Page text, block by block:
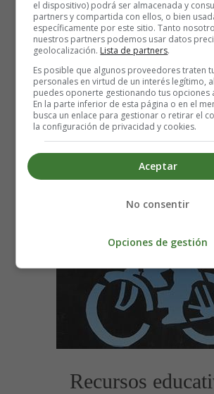
Leer más: El Castillo que Cambió
Cuentos para Niños
Una bicicleta azul
Cuentos para Niños
Recursos
el dispositivo) podrá ser almacenada y
partners y compartida con ellos, o bien
específicamente por este sitio. Tanto
nuestros partners podemos usar datos
geolocalización. Lista de partners.
Es posible que algunos proveedores traten
personales en virtud de un interés legítimo,
puedes oponerte gestionando tus opciones
En la parte inferior de esta página o en el
busca un enlace para gestionar o retirar el
la configuración de privacidad y cookies.
Aceptar
No consentir
Opciones de gestión